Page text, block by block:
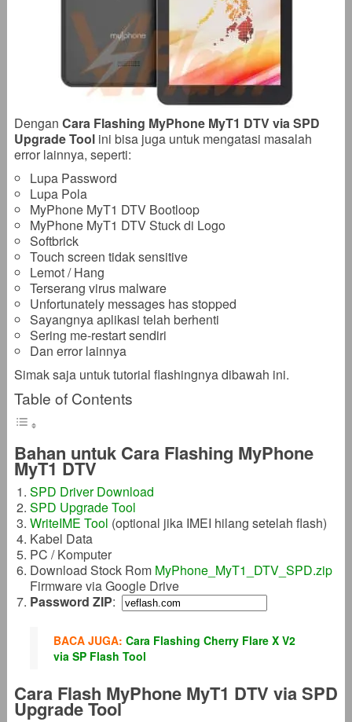
Dengan Cara Flashing MyPhone MyT1 DTV via SPD
Upgrade Toolini bisa juga untuk mengatasi masalah
error lainnya, seperti:
Lupa Password
Lupa Pola
MyPhone MyT1 DTV Bootloop
MyPhone MyT1 DTV Stuck di Logo
Softbrick
Touch screen tidak sensitive
Lemot / Hang
Terserang virus malware
Unfortunately messages has stopped
Sayangnya aplikasi telah berhenti
Sering me-restart sendiri
Dan error lainnya
Simak saja untuk tutorial flashingnya dibawah ini.
Table of Contents
Bahan untuk Cara Flashing MyPhone
MyT1 DTV
SPD Driver Download
SPD Upgrade Tool
WriteIME Tool (optional jika IMEI hilang setelah flash)
Kabel Data
PC / Komputer
Download Stock Rom MyPhone_MyT1_DTV_SPD.zip
Firmware via Google Drive
Password ZIP:
BACA JUGA: Cara Flashing Cherry Flare X V2
via SP Flash Tool
Cara Flash MyPhone MyT1 DTV via SPD
Upgrade Tool